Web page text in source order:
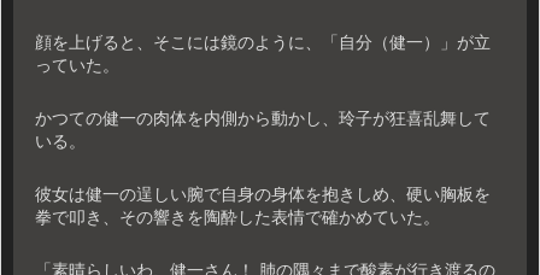
顔を上げると、そこには鏡のように、「自分（健一）」が立
っていた。
かつての健一の肉体を内側から動かし、玲子が狂喜乱舞して
いる。
彼女は健一の逞しい腕で自身の身体を抱きしめ、硬い胸板を
拳で叩き、その響きを陶酔した表情で確かめていた。
「素晴らしいわ、健一さん！ 肺の隅々まで酸素が行き渡るの